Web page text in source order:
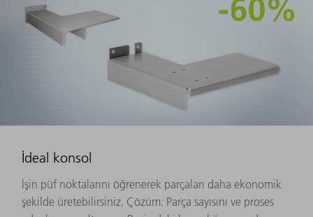
İdeal konsol
İşin püf noktalarını öğrenerek parçaları daha ekonomik
şekilde üretebilirsiniz. Çözüm: Parça sayısını ve proses